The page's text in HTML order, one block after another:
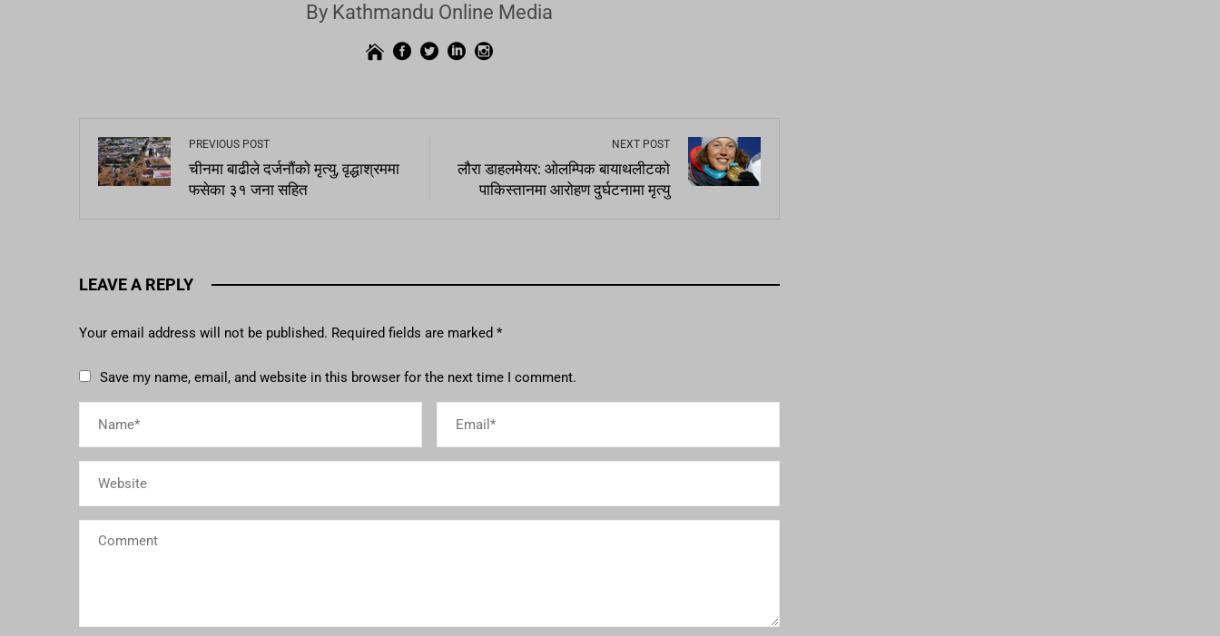
By Kathmandu Online Media
PREVIOUS POST
चीनमा बाढीले दर्जनौंको मृत्यु, वृद्धाश्रममा
फसेका ३१ जना सहित
NEXT POST
लौरा डाहलमेयर: ओलम्पिक बायाथलीटको
पाकिस्तानमा आरोहण दुर्घटनामा मृत्यु
LEAVE A REPLY
Your email address will not be published. Required fields are marked *
Save my name, email, and website in this browser for the next time I comment.